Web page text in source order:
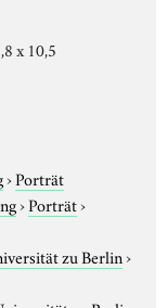
x 10,5
›Porträt
›Porträt›
zu Berlin›